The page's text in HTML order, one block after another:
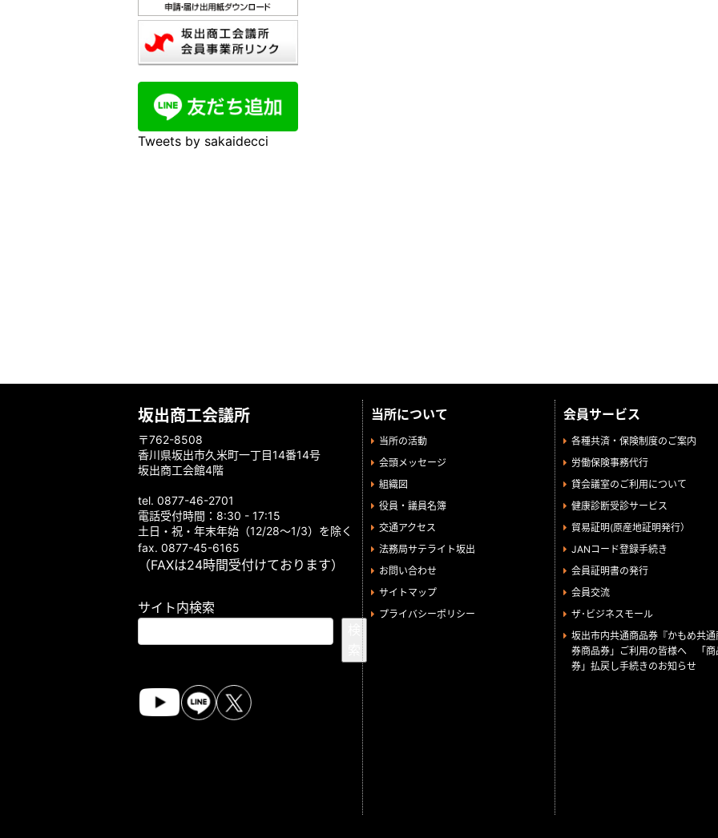
Tweets by sakaidecci
坂出商工会議所
〒762-8508
香川県坂出市久米町一丁目14番14号
坂出商工会館4階
tel. 0877-46-2701
電話受付時間：8:30 - 17:15
土日・祝・年末年始（12/28～1/3）を除く
fax. 0877-45-6165
（FAXは24時間受付けております）
サイト内検索
当所について
当所の活動
会頭メッセージ
組織図
役員・議員名簿
交通アクセス
法務局サテライト坂出
お問い合わせ
サイトマップ
プライバシーポリシー
会員サービス
各種共済・保険制度のご案内
労働保険事務代行
貸会議室のご利用について
健康診断受診サービス
貿易証明(原産地証明発行）
JANコード登録手続き
会員証明書の発行
会員交流
ザ･ビジネスモール
坂出市内共通商品券『かもめ共通
券商品券」ご利用の皆様へ 「商
券」払戻し手続きのお知らせ